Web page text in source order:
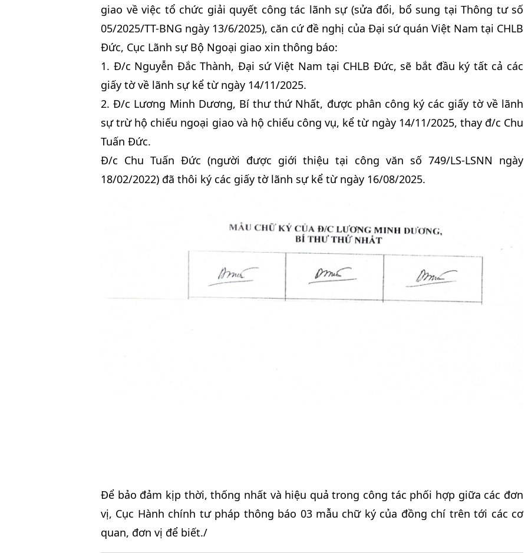
giao về việc tổ chức giải quyết công tác lãnh sự (sửa đổi, bổ sung tại Thông tư số
05/2025/TT-BNG ngày 13/6/2025), căn cứ đề nghị của Đại sứ quán Việt Nam tại CHLB
Đức, Cục Lãnh sự Bộ Ngoại giao xin thông báo:
1. Đ/c Nguyễn Đắc Thành, Đại sứ Việt Nam tại CHLB Đức, sẽ bắt đầu ký tất cả các
giấy tờ về lãnh sự kể từ ngày 14/11/2025.
2. Đ/c Lương Minh Dương, Bí thư thứ Nhất, được phân công ký các giấy tờ về lãnh
sự trừ hộ chiếu ngoại giao và hộ chiếu công vụ, kể từ ngày 14/11/2025, thay đ/c Chu
Tuấn Đức.
Đ/c Chu Tuấn Đức (người được giới thiệu tại công văn số 749/LS-LSNN ngày
18/02/2022) đã thôi ký các giấy tờ lãnh sự kể từ ngày 16/08/2025.
Để bảo đảm kịp thời, thống nhất và hiệu quả trong công tác phối hợp giữa các đơn
vị, Cục Hành chính tư pháp thông báo 03 mẫu chữ ký của đồng chí trên tới các cơ
quan, đơn vị để biết./